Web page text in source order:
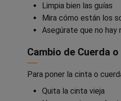
Limpia bien las guías
Mira cómo están los
Asegúrate que no hay
Cambio de Cuerda
Para poner la cinta o
Quita la cinta vieja